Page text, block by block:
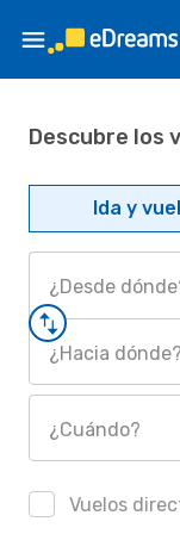
Descubre los
Ida y
¿Desde
¿Hacia dónde?
¿Cuándo?
Vuelos